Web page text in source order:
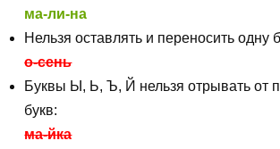
ма-ли-на
Нельзя оставлять и переносить одну
о-сень
Буквы Ы, Ь, Ъ, Й нельзя отрывать от
букв:
ма-йка